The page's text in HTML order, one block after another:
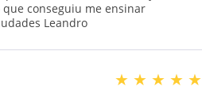
que conseguiu me ensinar
Leandro
★ ★ ★ ★ ★